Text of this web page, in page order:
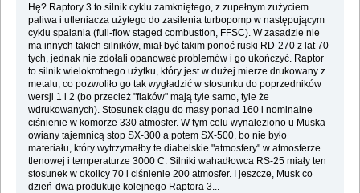
Hę? Raptory 3 to silnik cyklu zamkniętego, z zupełnym zużyciem
paliwa i utleniacza użytego do zasilenia turbopomp w następującym
cyklu spalania (full-flow staged combustion, FFSC). W zasadzie nie
ma innych takich silników, miał być takim ponoć ruski RD-270 z lat 70-
tych, jednak nie zdołali opanować problemów i go ukończyć. Raptor
to silnik wielokrotnego użytku, który jest w dużej mierze drukowany z
metalu, co pozwoliło go tak wygładzić w stosunku do poprzedników
wersji 1 i 2 (bo przecież "flaków" mają tyle samo, tyle że
wdrukowanych). Stosunek ciągu do masy ponad 160 i nominalne
ciśnienie w komorze 330 atmosfer. W tym celu wynaleziono u Muska
owiany tajemnicą stop SX-300 a potem SX-500, bo nie było
materiału, który wytrzymałby te diabelskie "atmosfery" w atmosferze
tlenowej i temperaturze 3000 C. Silniki wahadłowca RS-25 miały ten
stosunek w okolicy 70 i ciśnienie 200 atmosfer. I jeszcze, Musk co
dzień-dwa produkuje kolejnego Raptora 3...